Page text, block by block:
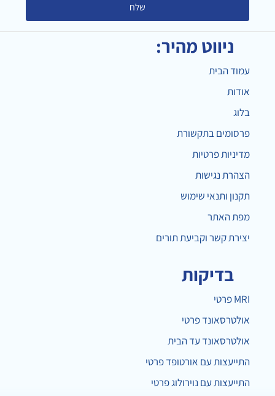
שלח
ניווט מהיר:
עמוד הבית
אודות
בלוג
פרסומים בתקשורת
מדיניות פרטיות
הצהרת נגישות
תקנון ותנאי שימוש
מפת האתר
יצירת קשר וקביעת תורים
בדיקות
MRI פרטי
אולטרסאונד פרטי
אולטרסאונד עד הבית
התייעצות עם אורטופד פרטי
התייעצות עם נוירולוג פרטי